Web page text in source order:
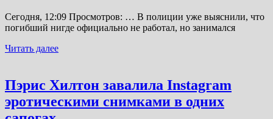
Сегодня, 12:09 Просмотров: … В полиции уже выяснили, что
погибший нигде официально не работал, но занимался
Читать далее
Пэрис Хилтон завалила Instagram
эротическими снимками в одних